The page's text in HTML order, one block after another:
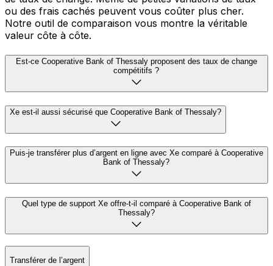
ou des frais cachés peuvent vous coûter plus cher.
Notre outil de comparaison vous montre la véritable
valeur côte à côte.
Est-ce Cooperative Bank of Thessaly proposent des taux de change
compétitifs ?
Xe est-il aussi sécurisé que Cooperative Bank of Thessaly?
Puis-je transférer plus d’argent en ligne avec Xe comparé à Cooperative
Bank of Thessaly?
Quel type de support Xe offre-t-il comparé à Cooperative Bank of
Thessaly?
Transférer de l’argent